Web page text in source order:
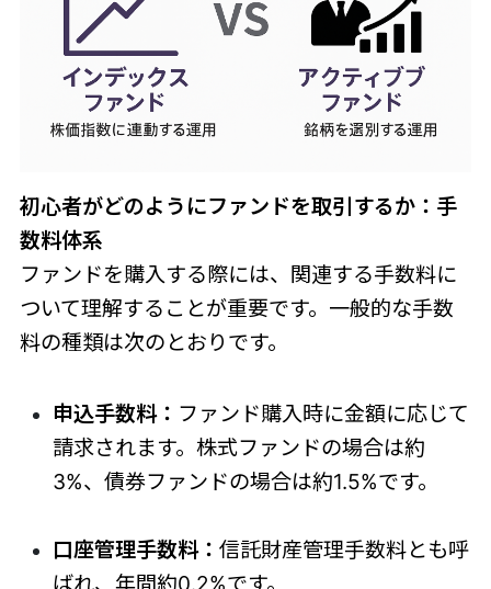
初心者がどのようにファンドを取引するか：手
数料体系
ファンドを購入する際には、関連する手数料に
ついて理解することが重要です。一般的な手数
料の種類は次のとおりです。
申込手数料： ファンド購入時に金額に応じて
請求されます。株式ファンドの場合は約
3%、債券ファンドの場合は約1.5%です。
口座管理手数料： 信託財産管理手数料とも呼